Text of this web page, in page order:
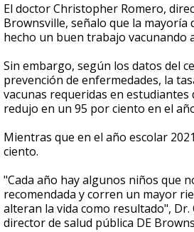
El doctor Christopher Romero,
Brownsville, señalo que la mayoría
hecho un buen trabajo vacunando
Sin embargo, según los datos del
prevención de enfermedades, la
vacunas requeridas en
redujo en un 95 por ciento en el
Mientras que en el año escolar
ciento.
"Cada año hay algunos niños que
recomendada y corren un mayor
alteran la vida como resultado",
director de salud pública DE